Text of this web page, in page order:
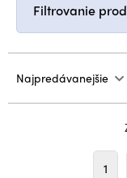
Filtrovanie
Najpredávanejšie
1